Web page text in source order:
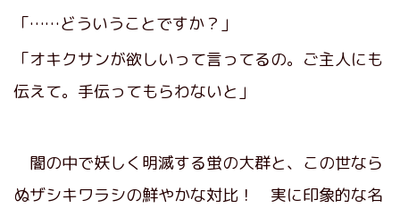
「……どういうことですか？」
「オキクサンが欲しいって言ってるの。ご主人にも
伝えて。手伝ってもらわないと」
闇の中で妖しく明滅する蛍の大群と、この世なら
ぬザシキワラシの鮮やかな対比！ 実に印象的な名